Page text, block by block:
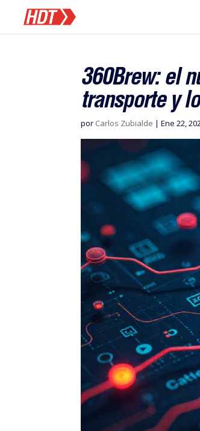
360Brew: el
transporte y
por Carlos Zubialde |Ene 22,